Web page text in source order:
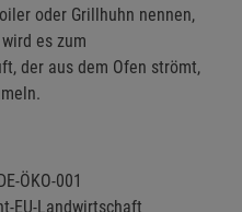
oder Grillhuhn nennen,
es zum
der aus dem Ofen strömt,
ÖKO-001
EU-Landwirtschaft